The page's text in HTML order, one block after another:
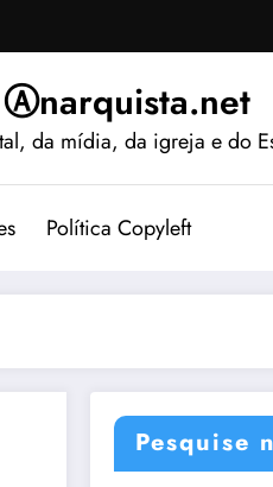
da mídia, da igreja e do
Política Copyleft
Pesquise